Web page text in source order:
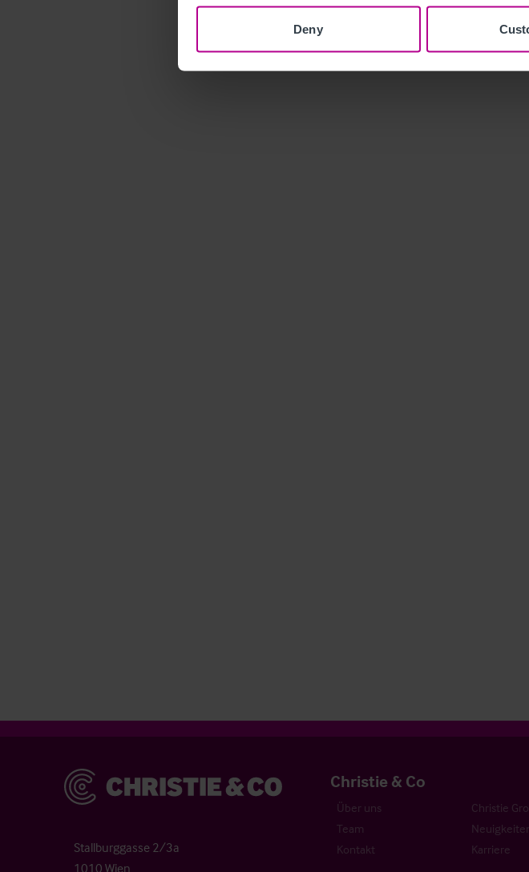
Deny
Christie & Co
Stallburggasse 2/3a
1010 Wien
Christie & Co
Über uns
Christie
Team
Kontakt
Karriere